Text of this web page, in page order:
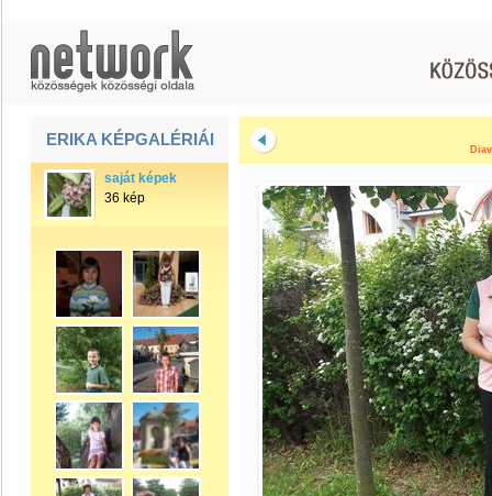
ERIKA KÉPGALÉRIÁI
saját képek
36 kép